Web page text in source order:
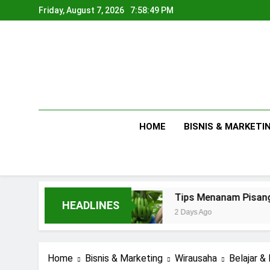
to
Friday, August 7, 2026 7:58:50 PM
HOME BISNIS &
HEADLINES
Tips Menanam Pisang :
2 Days Ago
Home Bisnis & Marketing Wirausaha Belajar &